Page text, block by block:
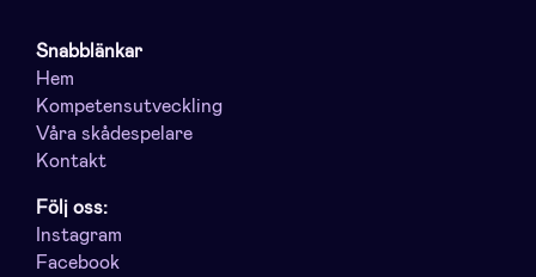
Snabblänkar
Hem
Kompetensutveckling
Våra skådespelare
Kontakt
Följ oss:
Instagram
Facebook